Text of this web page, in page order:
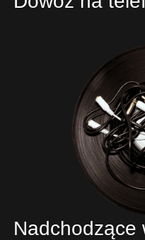
Nadchodzące